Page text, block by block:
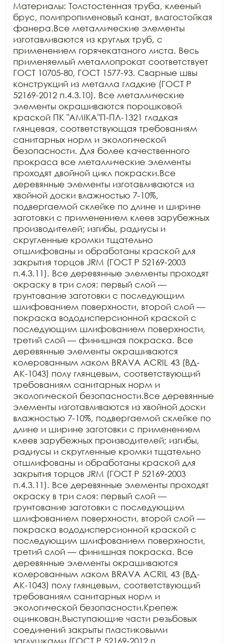
Материалы: Толстостенная труба, клееный
брус, полипропиленовый канат, влагостойкая
фанера.Все металлические элементы
изготавливаются из круглых труб, с
применением горячекатаного листа. Весь
применяемый металлопрокат соответствует
ГОСТ 10705-80, ГОСТ 1577-93. Сварные швы
конструкций из металла гладкие (ГОСТ Р
52169-2012 п.4.3.10). Все металлические
элементы окрашиваются порошковой
краской ПК "АМIKA"П-ПЛ-1321 гладкая
глянцевая, соответствующая требованиям
санитарных норм и экологической
безопасности. Для более качественного
прокраса все металлические элементы
проходят двойной цикл покраски.Все
деревянные элементы изготавливаются из
хвойной доски влажностью 7-10%,
подвергаемой склейке по длине и ширине
заготовки с применением клеев зарубежных
производителей; изгибы, радиусы и
скругленные кромки тщательно
отшлифованы и обработаны краской для
закрытия торцов JRM (ГОСТ Р 52169-2003
п.4.3.11). Все деревянные элементы проходят
окраску в три слоя: первый слой —
грунтование заготовки с последующим
шлифованием поверхности, второй слой —
покраска вододисперсионной краской с
последующим шлифованием поверхности,
третий слой — финишная покраска. Все
деревянные элементы окрашиваются
колерованным лаком BRAVA ACRIL 43 (ВД-
АК-1043) полу глянцевым, соответствующий
требованиям санитарных норм и
экологической безопасности.Все деревянные
элементы изготавливаются из хвойной доски
влажностью 7-10%, подвергаемой склейке по
длине и ширине заготовки с применением
клеев зарубежных производителей; изгибы,
радиусы и скругленные кромки тщательно
отшлифованы и обработаны краской для
закрытия торцов JRM (ГОСТ Р 52169-2003
п.4.3.11). Все деревянные элементы проходят
окраску в три слоя: первый слой —
грунтование заготовки с последующим
шлифованием поверхности, второй слой —
покраска вододисперсионной краской с
последующим шлифованием поверхности,
третий слой — финишная покраска. Все
деревянные элементы окрашиваются
колерованным лаком BRAVA ACRIL 43 (ВД-
АК-1043) полу глянцевым, соответствующий
требованиям санитарных норм и
экологической безопасности.Крепеж
оцинкован.Выступающие части резьбовых
соединений закрыты пластиковыми
заглушками (ГОСТ Р 52169-2012 п.